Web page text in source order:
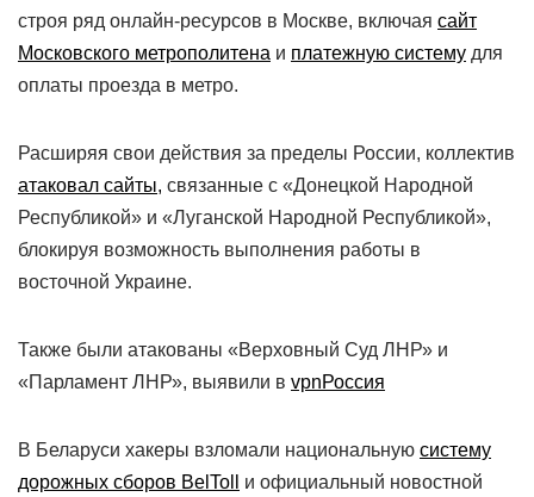
строя ряд онлайн-ресурсов в Москве, включая сайт
Московского метрополитена и платежную систему для
оплаты проезда в метро.
Расширяя свои действия за пределы России, коллектив
атаковал сайты, связанные с «Донецкой Народной
Республикой» и «Луганской Народной Республикой»,
блокируя возможность выполнения работы в
восточной Украине.
Также были атакованы «Верховный Суд ЛНР» и
«Парламент ЛНР», выявили в vpnРоссия
В Беларуси хакеры взломали национальную систему
дорожных сборов BelToll
и официальный новостной